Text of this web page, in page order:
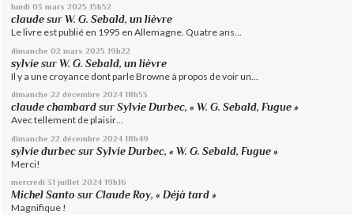
lundi 03 mars 2025 15h52
claude surW. G. Sebald, un lièvre
Le livre est publié en 1995 en Allemagne. Quatre ans...
dimanche 02 mars 2025 19h22
sylvie surW. G. Sebald, un lièvre
Il y a une croyance dont parle Browne à propos de voir un...
dimanche 22 décembre 2024 18h53
claude chambard surSylvie Durbec, « W. G. Sebald, Fugue »
Avec tellement de plaisir…
dimanche 22 décembre 2024 18h49
sylvie durbec surSylvie Durbec, « W. G. Sebald, Fugue »
Merci!
mercredi 31 juillet 2024 19h16
Michel Santo surClaude Roy, « Déjà tard »
Magnifique !